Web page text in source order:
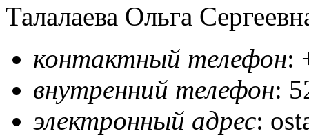
Талалаева Ольга
контактный телефон:
внутренний телефон:
электронный адрес: